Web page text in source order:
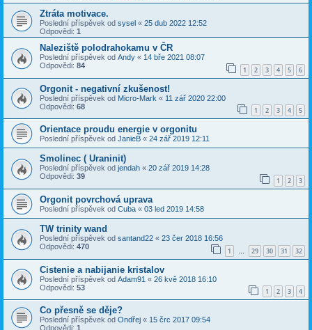
Ztráta motivace.
Poslední příspěvek od sysel « 25 dub 2022 12:52
Odpovědi: 1
Naleziště polodrahokamu v ČR
Poslední příspěvek od Andy « 14 bře 2021 08:07
Odpovědi: 84 1 2 3 4 5 6
Orgonit - negativní zkušenost!
Poslední příspěvek od Micro-Mark « 11 zář 2020 22:00
Odpovědi: 68 1 2 3 4 5
Orientace proudu energie v orgonitu
Poslední příspěvek od JanieB « 24 zář 2019 12:11
Smolinec ( Uraninit)
Poslední příspěvek od jendah « 20 zář 2019 14:28
Odpovědi: 39 1 2 3
Orgonit povrchová uprava
Poslední příspěvek od Cuba « 03 led 2019 14:58
TW trinity wand
Poslední příspěvek od santand22 « 23 čer 2018 16:56
Odpovědi: 470 1 … 29 30 31 32
Cistenie a nabijanie kristalov
Poslední příspěvek od Adam91 « 26 kvě 2018 16:10
Odpovědi: 53 1 2 3 4
Co přesně se děje?
Poslední příspěvek od Ondřej « 15 črc 2017 09:54
Odpovědi: 1